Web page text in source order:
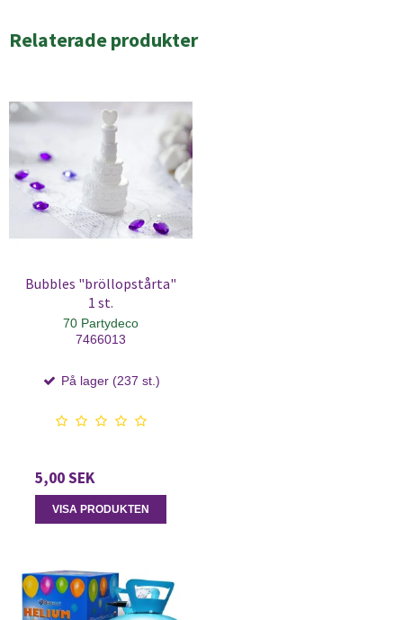
Relaterade produkter
Bubbles "bröllopstårta"
1 st.
70 Partydeco
7466013
På lager (237 st.)
5,00 SEK
VISA PRODUKTEN